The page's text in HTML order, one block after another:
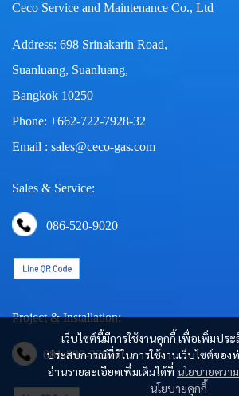
เว็บไซต์นี้มีการใช้งานคุกกี้ เพื่อเพิ่มปร
ประสบการณ์ที่ดีในการใช้งานเว็บไซต์ของ
อ่านรายละเอียดเพิ่มเติมได้ที่ นโยบายควา
นโยบายคุกกี้
Ceco Service and Maintenance Co., Ltd
Address: 698 Srinakarin Road,
Suanluang, Suanluang,
Bangkok 10250
Phone: +662-722-7928-32
Email : sales@ceco-gas.com
Sales & Service:
086-520-9020
Project & Installation:
081-890-3290